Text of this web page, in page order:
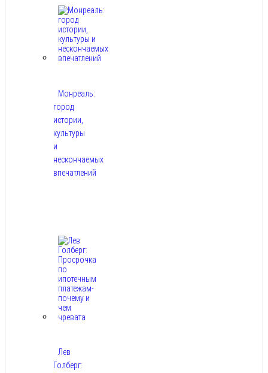
Монреаль:
город
истории,
культуры
и
нескончаемых
впечатлений
Лев
Голберг: